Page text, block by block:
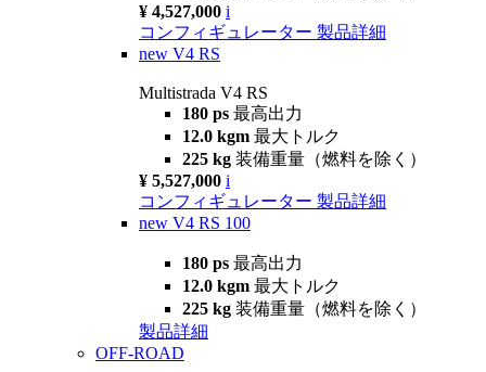
¥ 4,527,000 i
コンフィギュレーター 製品詳細
new V4 RS
Multistrada V4 RS
180 ps 最高出力
12.0 kgm 最大トルク
225 kg 装備重量（燃料を除く）
¥ 5,527,000 i
コンフィギュレーター 製品詳細
new V4 RS 100
180 ps 最高出力
12.0 kgm 最大トルク
225 kg 装備重量（燃料を除く）
製品詳細
OFF-ROAD